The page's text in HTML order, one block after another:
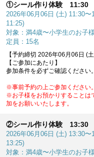
①シール作り体験 11:30
2026年06月06日 (土) 11:30〜
11:25)
対象：満4歳〜小学生のお子様
定員：15名
【予約締切 2026年06月06日 (土
【ご参加にあたり】
参加条件を必ずご確認ください。
※事前予約の上ご参加ください。
※お子様をお預かりすることは
加をお願いいたします。
②シール作り体験 13:30
2026年06月06日 (土) 13:30〜
13:25)
対象：満4歳〜小学生のお子様